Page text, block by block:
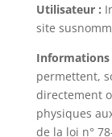
Utilisateur :
site
Informations
permettent,
directement
physiques
de la loi n°